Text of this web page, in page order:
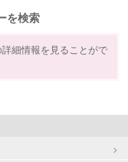
を検索
細情報を見ることがで